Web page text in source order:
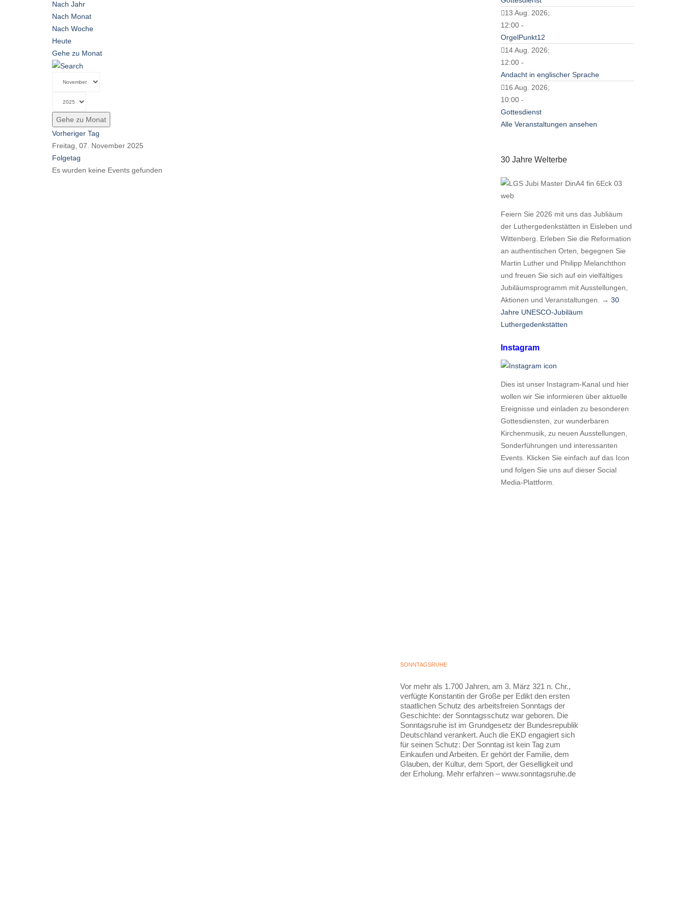
Nach Jahr
Nach Monat
Nach Woche
Heute
Gehe zu Monat
Gehe zu Monat
Vorheriger Tag
Freitag, 07. November 2025
Folgetag
Es wurden keine Events gefunden
13 Aug. 2026;
12:00 -
OrgelPunkt12
14 Aug. 2026;
12:00 -
Andacht in englischer Sprache
16 Aug. 2026;
10:00 -
Gottesdienst
Alle Veranstaltungen ansehen
30 Jahre Welterbe
Feiern Sie 2026 mit uns das Jubliäum
der Luthergedenkstätten in Eisleben und
Wittenberg. Erleben Sie die Reformation
an authentischen Orten, begegnen Sie
Martin Luther und Philipp Melanchthon
und freuen Sie sich auf ein vielfältiges
Jubiläumsprogramm mit Ausstellungen,
Aktionen und Veranstaltungen. → 30
Jahre UNESCO-Jubiläum
Luthergedenkstätten
Instagram
Dies ist unser Instagram-Kanal und hier
wollen wir Sie informieren über aktuelle
Ereignisse und einladen zu besonderen
Gottesdiensten, zur wunderbaren
Kirchenmusik, zu neuen Ausstellungen,
Sonderführungen und interessanten
Events. Klicken Sie einfach auf das Icon
und folgen Sie uns auf dieser Social
Media-Plattform.
SONNTAGSRUHE
Vor mehr als 1.700 Jahren, am 3. März 321 n. Chr.,
verfügte Konstantin der Große per Edikt den ersten
staatlichen Schutz des arbeitsfreien Sonntags der
Geschichte: der Sonntagsschutz war geboren. Die
Sonntagsruhe ist im Grundgesetz der Bundesrepublik
Deutschland verankert. Auch die EKD engagiert sich
für seinen Schutz: Der Sonntag ist kein Tag zum
Einkaufen und Arbeiten. Er gehört der Familie, dem
Glauben, der Kultur, dem Sport, der Geselligkeit und
der Erholung. Mehr erfahren – www.sonntagsruhe.de